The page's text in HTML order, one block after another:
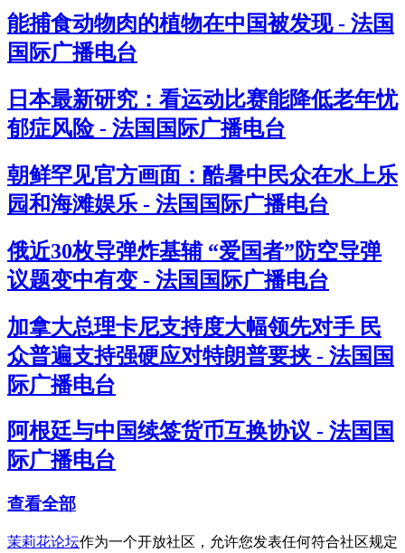
能捕食动物肉的植物在中国被发现 - 法国
国际广播电台
日本最新研究：看运动比赛能降低老年忧
郁症风险 - 法国国际广播电台
朝鲜罕见官方画面：酷暑中民众在水上乐
园和海滩娱乐 - 法国国际广播电台
俄近30枚导弹炸基辅 “爱国者”防空导弹
议题变中有变 - 法国国际广播电台
加拿大总理卡尼支持度大幅领先对手 民
众普遍支持强硬应对特朗普要挟 - 法国国
际广播电台
阿根廷与中国续签货币互换协议 - 法国国
际广播电台
查看全部
茉莉花论坛作为一个开放社区，允许您发表任何符合社区规定